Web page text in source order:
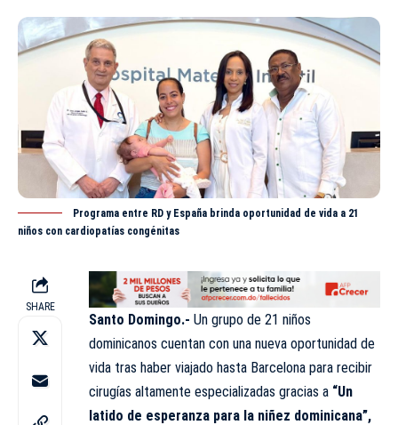
Programa entre RD y España brinda oportunidad de vida a 21
niños con cardiopatías congénitas
SHARE
Santo Domingo.- Un grupo de 21 niños
dominicanos cuentan con una nueva oportunidad de
vida tras haber viajado hasta Barcelona para recibir
cirugías altamente especializadas gracias a “Un
latido de esperanza para la niñez dominicana”,